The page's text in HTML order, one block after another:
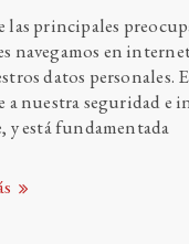
las principales
navegamos en
datos personales.
a nuestra seguridad e
y está fundamentada